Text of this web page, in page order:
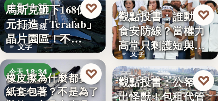
今天 18:35
科技財經
文字
馬斯克砸下168億美
元打造「Terafab」
晶片園區！不…
♡
今天 18:34
文具知識
橡皮擦為什麼都要用
紙套包著？不是為了
♡
今天 06:30
時事評論
文字
觀點投書：誰動了
食安防線？當權力
高堂只剩護短與卸
責
♡
今天 06:30
時事評論
觀點投書：公帑養
出怪獸！包租代管
♡